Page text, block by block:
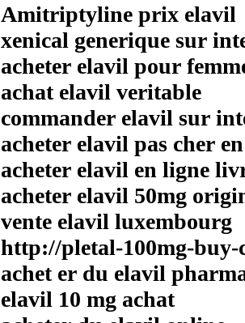
Amitriptyline prix elavil
xenical generique sur
acheter elavil pour
achat elavil veritable
commander elavil sur
acheter elavil pas cher
acheter elavil en ligne
acheter elavil 50mg
vente elavil luxembourg
http://pletal-100mg-buy-
achet er du elavil
elavil 10 mg achat